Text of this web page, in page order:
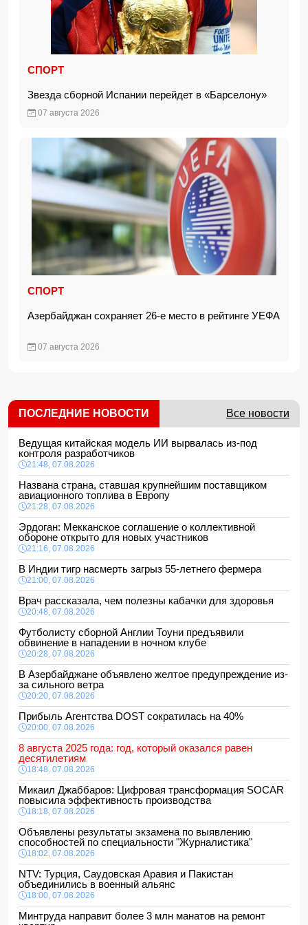
СПОРТ
Звезда сборной Испании перейдет в «Барселону»
07 августа 2026
СПОРТ
Азербайджан сохраняет 26-е место в рейтинге УЕФА
07 августа 2026
ПОСЛЕДНИЕ НОВОСТИ Все новости
Ведущая китайская модель ИИ вырвалась из-под
контроля разработчиков
21:48, 07.08.2026
Названа страна, ставшая крупнейшим поставщиком
авиационного топлива в Европу
21:28, 07.08.2026
Эрдоган: Мекканское соглашение о коллективной
обороне открыто для новых участников
21:16, 07.08.2026
В Индии тигр насмерть загрыз 55-летнего фермера
21:00, 07.08.2026
Врач рассказала, чем полезны кабачки для здоровья
20:48, 07.08.2026
Футболисту сборной Англии Тоуни предъявили
обвинение в нападении в ночном клубе
20:28, 07.08.2026
В Азербайджане объявлено желтое предупреждение из-
за сильного ветра
20:20, 07.08.2026
Прибыль Агентства DOST сократилась на 40%
20:00, 07.08.2026
8 августа 2025 года: год, который оказался равен
десятилетиям
18:48, 07.08.2026
Микаил Джаббаров: Цифровая трансформация SOCAR
повысила эффективность производства
18:18, 07.08.2026
Объявлены результаты экзамена по выявлению
способностей по специальности "Журналистика"
18:02, 07.08.2026
NTV: Турция, Саудовская Аравия и Пакистан
объединились в военный альянс
18:00, 07.08.2026
Минтруда направит более 3 млн манатов на ремонт